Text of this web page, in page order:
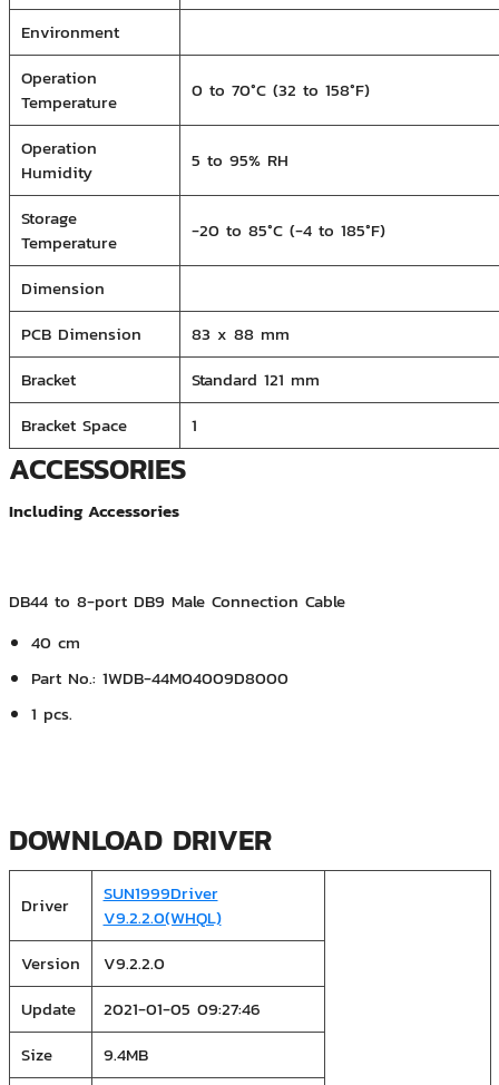
Environment
Operation
Temperature
0 to 70°C (32 to 158°F)
Operation
Humidity
5 to 95% RH
Storage
Temperature
-20 to 85°C (-4 to 185°F)
Dimension
PCB Dimension
83 x 88 mm
Bracket
Standard 121 mm
Bracket Space
1
ACCESSORIES
Including Accessories
DB44 to 8-port DB9 Male Connection Cable
40 cm
Part No.: 1WDB-44M04009D8000
1 pcs.
DOWNLOAD DRIVER
Driver
SUN1999Driver
V9.2.2.0(WHQL)
Version
V9.2.2.0
Update
2021-01-05 09:27:46
Size
9.4MB